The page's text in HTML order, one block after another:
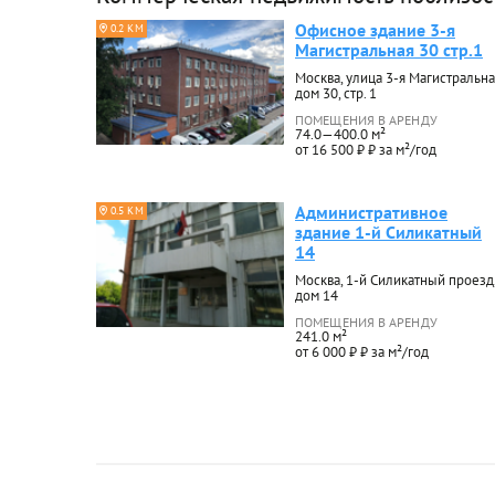
0.2 КМ
Офисное здание 3-я
Магистральная 30 стр.1
Москва, улица 3-я
дом 30, стр. 1
ПОМЕЩЕНИЯ В АРЕНДУ
74.0—400.0 м²
от 16 500 ₽ ₽ за м²/год
0.5 КМ
Административное
здание 1-й Силикатный
14
Москва, 1-й Силикатный проезд,
дом 14
ПОМЕЩЕНИЯ В АРЕНДУ
241.0 м²
от 6 000 ₽ ₽ за м²/год